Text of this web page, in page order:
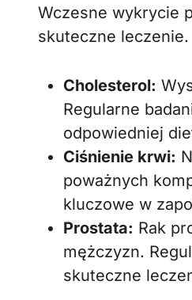
Wczesne wykrycie
skuteczne leczenie.
Cholesterol:
Regularne
odpowiedniej
Ciśnienie krwi:
poważnych
kluczowe w
Prostata: Rak
mężczyzn.
skuteczne